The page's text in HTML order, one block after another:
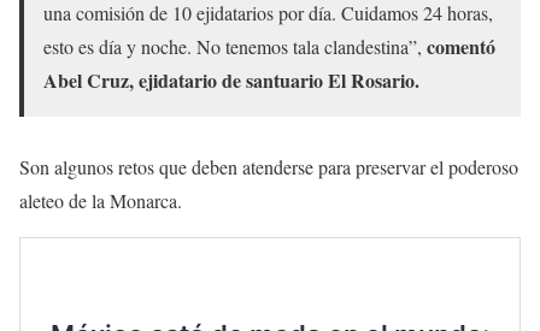
una comisión de 10 ejidatarios por día. Cuidamos 24 horas,
esto es día y noche. No tenemos tala clandestina”, comentó
Abel Cruz, ejidatario de santuario El Rosario.
Son algunos retos que deben atenderse para preservar el poderoso
aleteo de la Monarca.